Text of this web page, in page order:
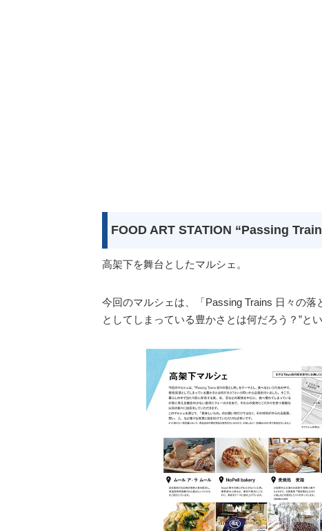
FOOD ART STATION “Passing
高架下を舞台としたマルシェ。
今回のマルシェは、「Passing Trains 日々の
としてしまっている豊かさとは何だろう？”と